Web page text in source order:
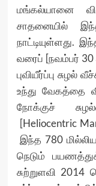
மங்கல்யானை
சாதனையில்
நாட்டியுள்ளது.
வரைப் [நவம்பர் 30
புவியீர்ப்பு சுழல்
உந்து வேகத்தை
நோக்குச்
[Heliocentric
இந்த 780
நெடும்
சுற்றுளவி